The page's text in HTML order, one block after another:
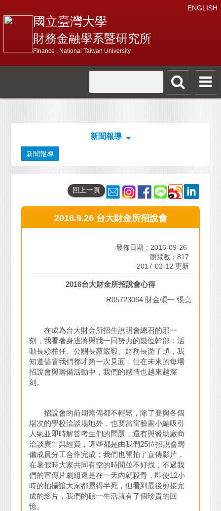
ENGLISH
國立臺灣大學
財務金融學系暨研究所
Finance , National Taiwan University
新聞報導
新聞報導
回上一頁
2016.9.26 台大財金所招說會
發佈日期：2016-09-26
瀏覽數：817
2017-02-12 更新
2016台大財金所招說會心得
R05723064 財金碩一 張堯
在成為台大財金所招生說明會總召的那一
刻，我看著身邊將與我一同努力的幾位幹部：活
動長賴柏任、公關長蔡嚴毅、財務長游子頡，我
知道儘管我們都才第一次見面，但在未來的每場
招說會與籌備活動中，我們的感情也越來越深
刻。
招說會的前期籌備都不輕鬆，除了要與各個
場次的學校洽談場地外，也要當當臉書小編吸引
人氣並即時解答考生們的問題，還有與贊助廠商
洽談廣告與經費，這些都是由我們25位招說會籌
備成員分工合作完成；我們也開拍了宣傳影片，
在暑假時大家共同有空的時間並不好找，不過我
們的宣傳片劇組還是在一天內就殺青，即使12小
時的拍攝讓大家都累得半死，但看到最後剪接完
成的影片，我們的碩一生活就有了個珍貴的回
憶。